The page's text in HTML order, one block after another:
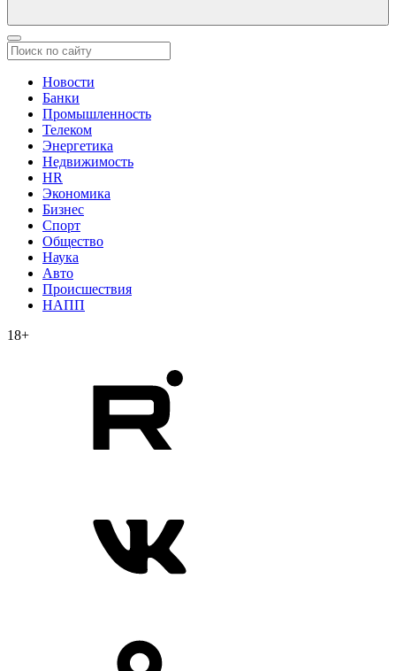
Новости
Банки
Промышленность
Телеком
Энергетика
Недвижимость
HR
Экономика
Бизнес
Спорт
Общество
Наука
Авто
Происшествия
НАПП
18+